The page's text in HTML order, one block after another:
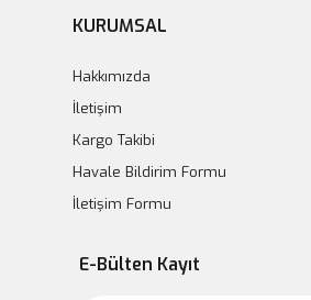
KURUMSAL
Hakkımızda
İletişim
Kargo Takibi
Havale Bildirim Formu
İletişim Formu
E-Bülten Kayıt